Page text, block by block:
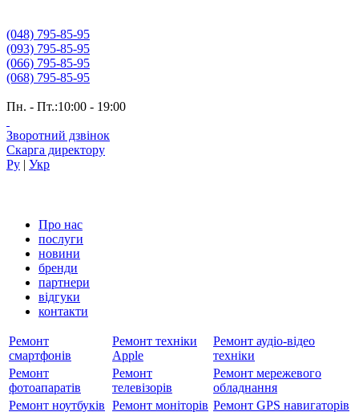
(048) 795-85-95
(093) 795-85-95
(066) 795-85-95
(068) 795-85-95
Пн. - Пт.:10:00 - 19:00
Зворотний дзвінок
Скарга директору
Ру | Укр
Про нас
послуги
новини
бренди
партнери
вiдгуки
контакти
Ремонт
смартфонів
Ремонт техніки
Apple
Ремонт аудіо-відео
техніки
Ремонт
фотоапаратів
Ремонт
телевізорів
Ремонт мережевого
обладнання
Ремонт ноутбуків Ремонт моніторів Ремонт GPS навигаторів